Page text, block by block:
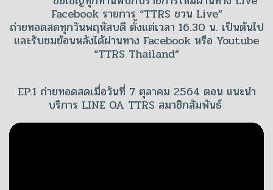
Facebook รายการ “TTRS ชวน Live”
ถ่ายทอดสดทุกวันพฤหัสบดี ตั้งแต่เวลา 16.30 น. เป็นต้นไป
และรับชมย้อนหลังได้ผ่านทาง Facebook หรือ Youtube
“TTRS Thailand”
EP.1 ถ่ายทอดสดเมื่อวันที่ 7 ตุลาคม 2564 ตอน แนะนำ
บริการ LINE OA TTRS สมาชิกสัมพันธ์